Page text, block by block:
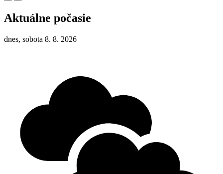
Aktuálne počasie
dnes, sobota 8. 8. 2026